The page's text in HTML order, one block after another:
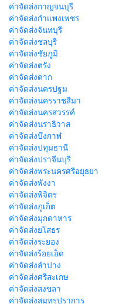
ค่าจัดส่งกาญจนบุรี
ค่าจัดส่งกำแพงเพชร
ค่าจัดส่งจันทบุรี
ค่าจัดส่งชลบุรี
ค่าจัดส่งชัยภูมิ
ค่าจัดส่งตรัง
ค่าจัดส่งตาก
ค่าจัดส่งนครปฐม
ค่าจัดส่งนครราชสีมา
ค่าจัดส่งนครสวรรค์
ค่าจัดส่งนราธิวาส
ค่าจัดส่งบึงกาฬ
ค่าจัดส่งปทุมธานี
ค่าจัดส่งปราจีนบุรี
ค่าจัดส่งพระนครศรีอยุธยา
ค่าจัดส่งพังงา
ค่าจัดส่งพิจิตร
ค่าจัดส่งภูเก็ต
ค่าจัดส่งมุกดาหาร
ค่าจัดส่งยโสธร
ค่าจัดส่งระยอง
ค่าจัดส่งร้อยเอ็ด
ค่าจัดส่งลำปาง
ค่าจัดส่งศรีสะเกษ
ค่าจัดส่งสงขลา
ค่าจัดส่งสมุทรปราการ